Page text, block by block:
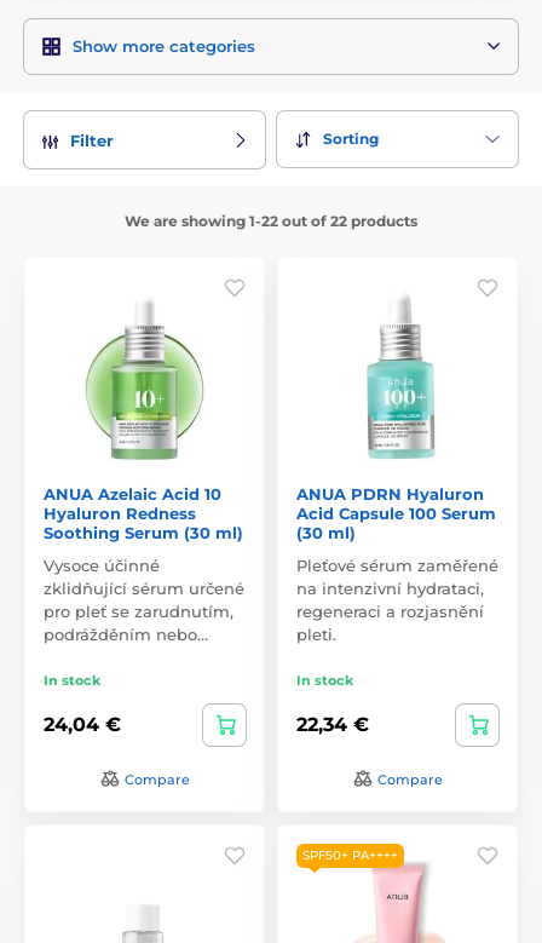
Show more categories
Filter Sorting
We are showing 1-22 out of 22 products
ANUA Azelaic Acid 10
Hyaluron Redness
Soothing Serum (30 ml)
Vysoce účinné
zklidňující sérum určené
pro pleť se zarudnutím,
podrážděním nebo…
In stock
24,04 €
Compare
ANUA PDRN Hyaluron
Acid Capsule 100 Serum
(30 ml)
Pleťové sérum zaměřené
na intenzivní hydrataci,
regeneraci a rozjasnění
pleti.
In stock
22,34 €
Compare
SPF50+ PA++++